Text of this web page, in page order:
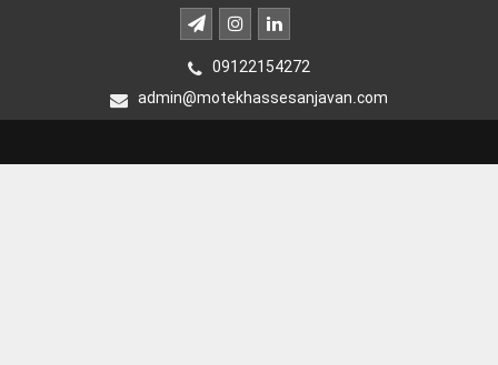
09122154272
admin@motekhassesanjavan.com